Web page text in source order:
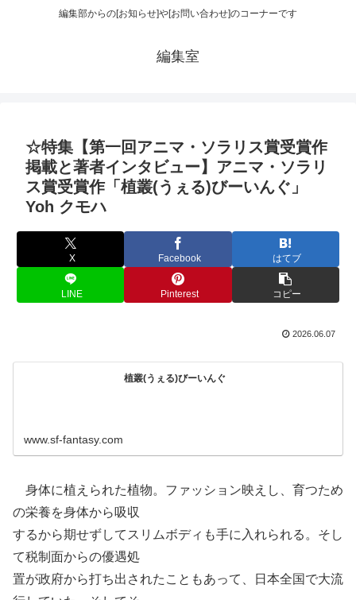
編集部からの[お知らせ]や[お問い合わせ]のコーナーです
編集室
☆特集【第一回アニマ・ソラリス賞受賞作
掲載と著者インタビュー】アニマ・ソラリ
ス賞受賞作「植叢(うぇる)びーいんぐ」
Yoh クモハ
X Facebook はてブ
LINE Pinterest コピー
2026.06.07
植叢(うぇる)びーいんぐ
www.sf-fantasy.com
身体に植えられた植物。ファッション映えし、育つため
の栄養を身体から吸収
するから期せずしてスリムボディも手に入れられる。そし
て税制面からの優遇処
置が政府から打ち出されたこともあって、日本全国で大流